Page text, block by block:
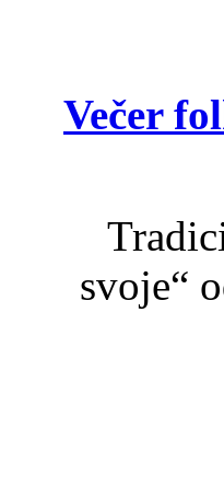
Večer
svoje“